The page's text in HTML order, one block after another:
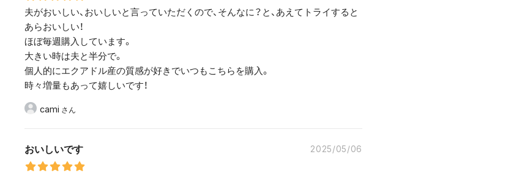
夫がおいしい、おいしいと言っていただくので、そんなに？と、あえてトライすると
あらおいしい！
ほぼ毎週購入しています。
大きい時は夫と半分で。
個人的にエクアドル産の質感が好きでいつもこちらを購入。
時々増量もあって嬉しいです！
cami
おいしいです 2025/05/06